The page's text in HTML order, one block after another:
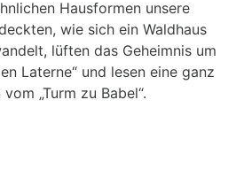
Hausformen unsere
wie sich ein Waldhaus
lüften das Geheimnis um
Laterne“ und lesen eine ganz
„Turm zu Babel“.